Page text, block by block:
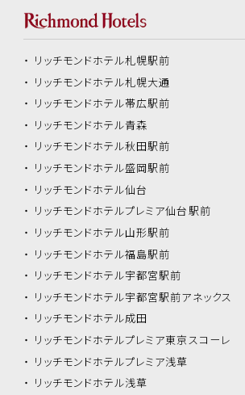
リッチモンドホテル札幌駅前
リッチモンドホテル札幌大通
リッチモンドホテル帯広駅前
リッチモンドホテル青森
リッチモンドホテル秋田駅前
リッチモンドホテル盛岡駅前
リッチモンドホテル仙台
リッチモンドホテルプレミア仙台駅前
リッチモンドホテル山形駅前
リッチモンドホテル福島駅前
リッチモンドホテル宇都宮駅前
リッチモンドホテル宇都宮駅前アネックス
リッチモンドホテル成田
リッチモンドホテルプレミア東京スコーレ
リッチモンドホテルプレミア浅草
リッチモンドホテル浅草